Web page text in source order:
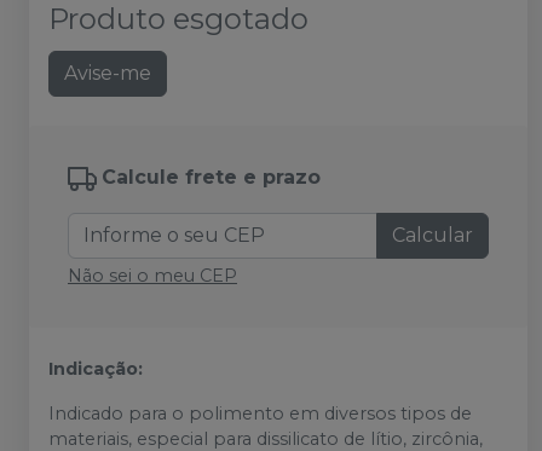
Produto esgotado
Avise-me
Calcule frete e prazo
Calcular
Não sei o meu CEP
Indicação:
Indicado para o polimento em diversos tipos de
materiais, especial para dissilicato de lítio, zircônia,